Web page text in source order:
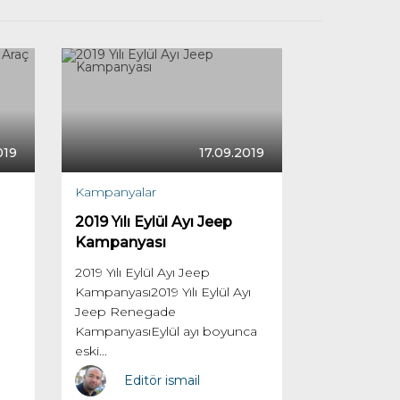
17.09.2019
Kampanyalar
2019 Yılı Eylül Ayı Jeep
Kampanyası
2019 Yılı Eylül Ayı Jeep
Kampanyası2019 Yılı Eylül Ayı
Jeep Renegade
KampanyasıEylül ayı boyunca
eski...
Editör ismail